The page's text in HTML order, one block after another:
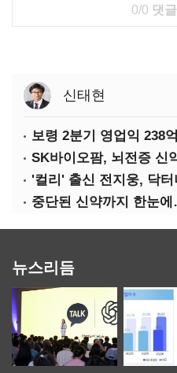
0/0 댓
신태현
보령 2분기 영업익 238
'컬리' 출신 전지웅, 닥터
뉴스리듬